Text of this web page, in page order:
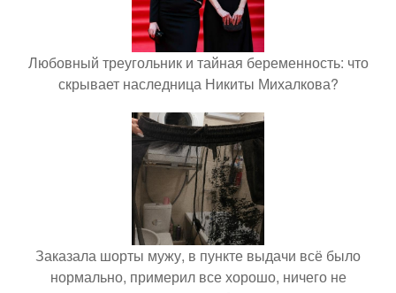
Любовный треугольник и тайная беременность: что
скрывает наследница Никиты Михалкова?
Заказала шорты мужу, в пункте выдачи всё было
нормально, примерил все хорошо, ничего не